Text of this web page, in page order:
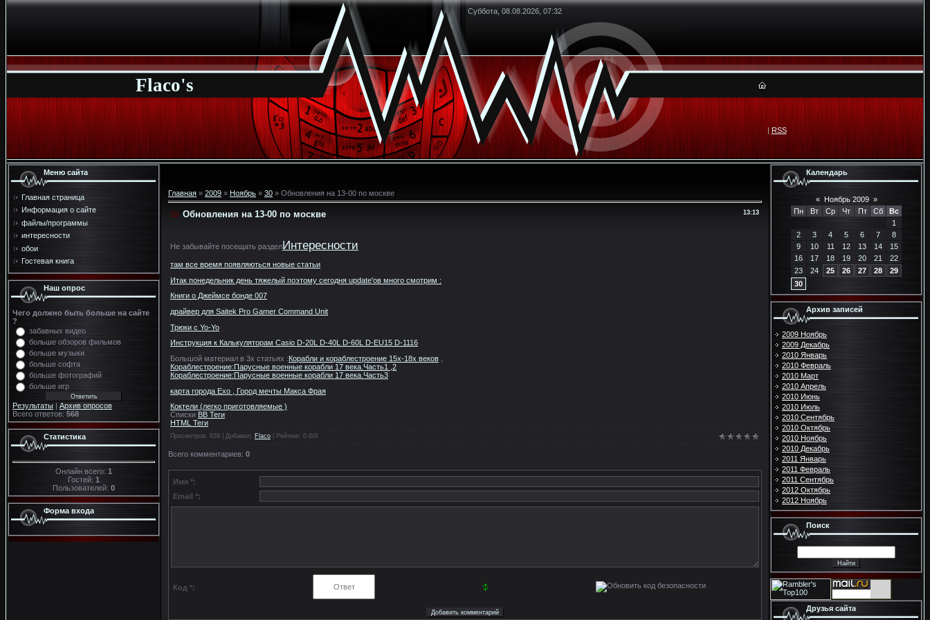
Суббота, 08.08.2026, 07:32
Flaco's
| RSS
Меню сайта
Главная страница
Информация о сайте
файлы/программы
интересности
обои
Гостевая книга
Наш опрос
Чего должно быть больше на сайте
?
забавных видео
больше обзоров фильмов
больше музыки
больше софта
больше фотографий
больше игр
Результаты | Архив опросов
Всего ответов: 568
Статистика
Онлайн всего: 1
Гостей: 1
Пользователей: 0
Форма входа
Главная » 2009 » Ноябрь » 30 » Обновления на 13-00 по москве
13:13
Обновления на 13-00 по москве
Не забывайте посещать разделИнтересности
там все время появляються новые статьи
Итак понедельник день тяжелый поэтому сегодня update'ов много смотрим :
Книги о Джеймсе бонде 007
драйвер для Saitek Pro Gamer Command Unit
Трюки с Yo-Yo
Инструкция к Калькуляторам Casio D-20L D-40L D-60L D-EU15 D-1116
Большой материал в 3х статьях :Корабли и кораблестроение 15х-18х веков
Кораблестроение:Парусные военные корабли 17 века.Часть1 ,2
Кораблестроение:Парусные военные корабли 17 века.Часть3
карта города Exo , Город мечты Макса Фрая
Коктели (легко приготовляемые )
Списки BB Теги
HTML Теги
Просмотров : 839 | Добавил: Flaco Рейтинг: 0.0/0
Всего комментариев: 0
Имя *:
Email *:
Код *:
Календарь
« Ноябрь 2009 »
Пн
Вт Ср Чт Пт Сб
Вс
1
2
3 4 5 6 7
8
9
10 11 12 13 14
15
16
17 18 19 20 21
22
23
24 25 26 27 28
29
30
Архив записей
2009 Ноябрь
2009 Декабрь
2010 Январь
2010 Февраль
2010 Март
2010 Апрель
2010 Июнь
2010 Июль
2010 Сентябрь
2010 Октябрь
2010 Ноябрь
2010 Декабрь
2011 Январь
2011 Февраль
2011 Сентябрь
2012 Октябрь
2012 Ноябрь
Поиск
Друзья сайта